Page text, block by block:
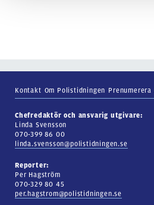
Kontakt Om Polistidningen Prenumerera
Chefredaktör och ansvarig utgivare:
Linda Svensson
070-399 86 00
linda.svensson@polistidningen.se
Reporter:
Per Hagström
070-329 80 45
per.hagstrom@polistidningen.se